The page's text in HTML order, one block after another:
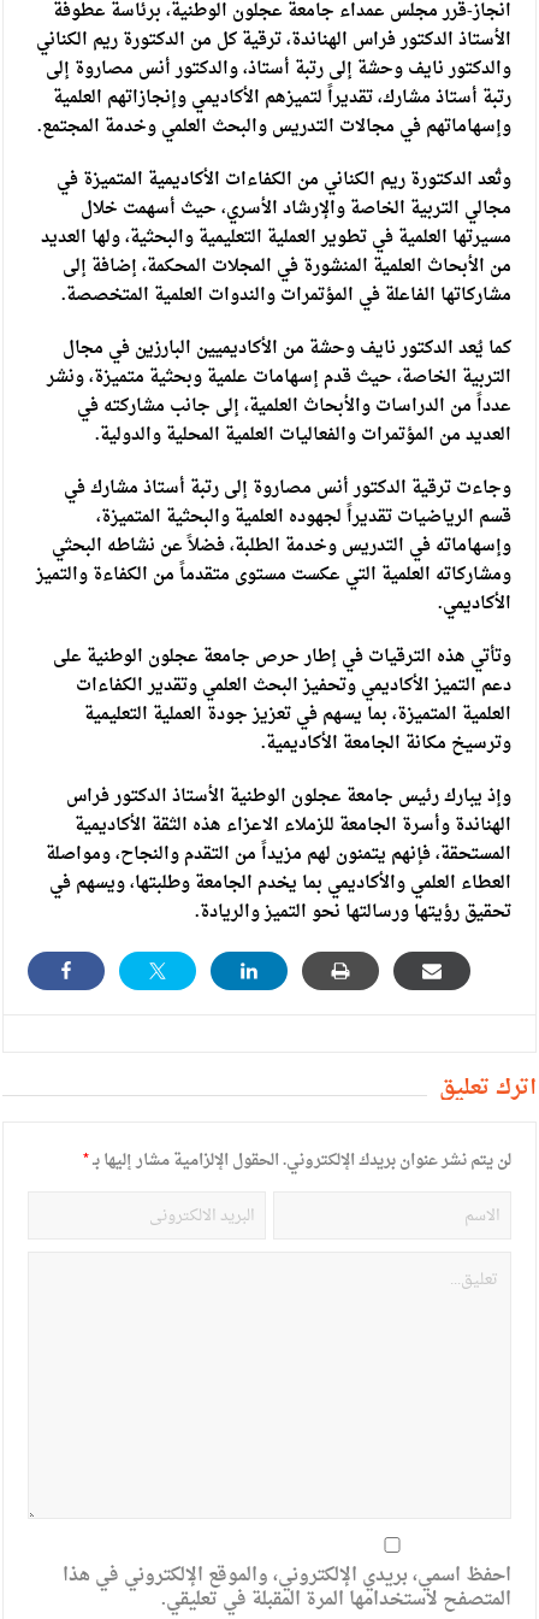
انجاز-قرر مجلس عمداء جامعة عجلون الوطنية، برئاسة عطوفة
الأستاذ الدكتور فراس الهناندة، ترقية كل من الدكتورة ريم الكناني
والدكتور نايف وحشة إلى رتبة أستاذ، والدكتور أنس مصاروة إلى
رتبة أستاذ مشارك، تقديراً لتميزهم الأكاديمي وإنجازاتهم العلمية
وإسهاماتهم في مجالات التدريس والبحث العلمي وخدمة المجتمع.
وتُعد الدكتورة ريم الكناني من الكفاءات الأكاديمية المتميزة في
مجالي التربية الخاصة والإرشاد الأسري، حيث أسهمت خلال
مسيرتها العلمية في تطوير العملية التعليمية والبحثية، ولها العديد
من الأبحاث العلمية المنشورة في المجلات المحكمة، إضافة إلى
مشاركاتها الفاعلة في المؤتمرات والندوات العلمية المتخصصة.
كما يُعد الدكتور نايف وحشة من الأكاديميين البارزين في مجال
التربية الخاصة، حيث قدم إسهامات علمية وبحثية متميزة، ونشر
عدداً من الدراسات والأبحاث العلمية، إلى جانب مشاركته في
العديد من المؤتمرات والفعاليات العلمية المحلية والدولية.
وجاءت ترقية الدكتور أنس مصاروة إلى رتبة أستاذ مشارك في
قسم الرياضيات تقديراً لجهوده العلمية والبحثية المتميزة،
وإسهاماته في التدريس وخدمة الطلبة، فضلاً عن نشاطه البحثي
ومشاركاته العلمية التي عكست مستوى متقدماً من الكفاءة والتميز
الأكاديمي.
وتأتي هذه الترقيات في إطار حرص جامعة عجلون الوطنية على
دعم التميز الأكاديمي وتحفيز البحث العلمي وتقدير الكفاءات
العلمية المتميزة، بما يسهم في تعزيز جودة العملية التعليمية
وترسيخ مكانة الجامعة الأكاديمية.
وإذ يبارك رئيس جامعة عجلون الوطنية الأستاذ الدكتور فراس
الهناندة وأسرة الجامعة للزملاء الاعزاء هذه الثقة الأكاديمية
المستحقة، فإنهم يتمنون لهم مزيداً من التقدم والنجاح، ومواصلة
العطاء العلمي والأكاديمي بما يخدم الجامعة وطلبتها، ويسهم في
تحقيق رؤيتها ورسالتها نحو التميز والريادة.
أترك تعليق
لن يتم نشر عنوان بريدك الإلكتروني.الحقول الإلزامية مشار إليها بـ*
احفظ اسمي، بريدي الإلكتروني، والموقع الإلكتروني في هذا
المتصفح لاستخدامها المرة المقبلة في تعليقي.